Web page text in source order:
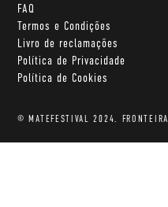
FAQ
Termos e Condições
Livro de reclamações
Política de Privacidade
Política de Cookies
© MATEFESTIVAL 2024.